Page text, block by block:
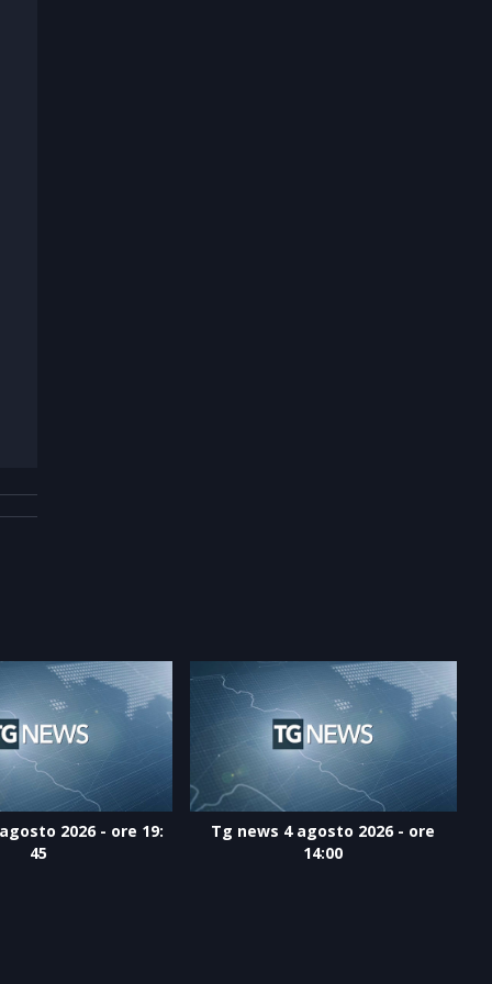
2026 - ore 19:
45
Tg news 4 agosto 2026 - ore
14:00